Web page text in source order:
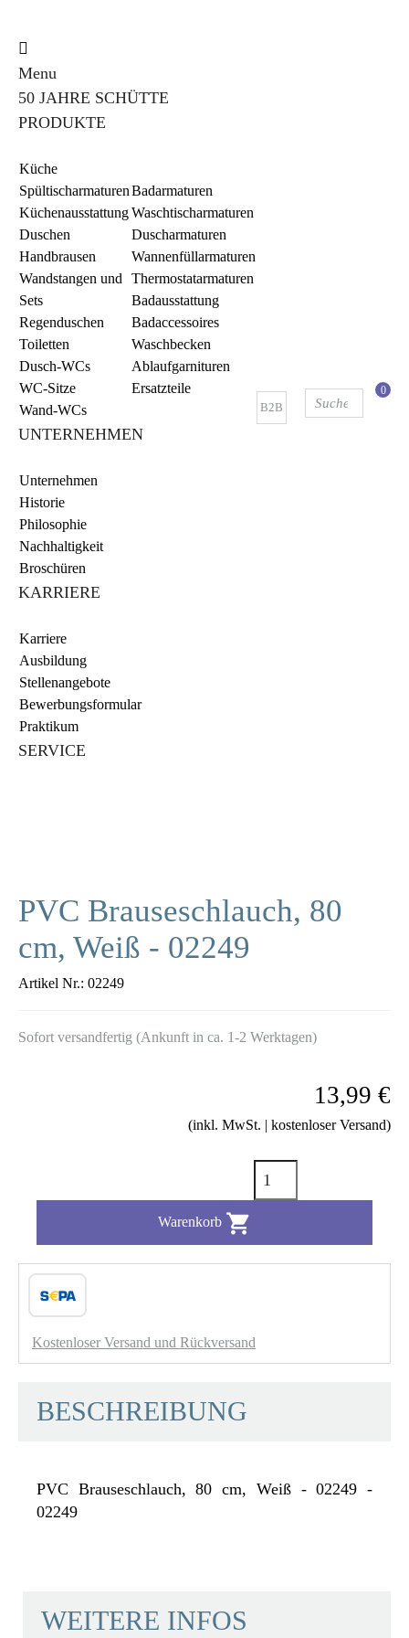
Menu
50 JAHRE SCHÜTTE
PRODUKTE
Küche
Spültischarmaturen
Küchenausstattung
Duschen
Handbrausen
Wandstangen und
Sets
Regenduschen
Toiletten
Dusch-WCs
WC-Sitze
Wand-WCs
Badarmaturen
Waschtischarmaturen
Duscharmaturen
Wannenfüllarmaturen
Thermostatarmaturen
Badausstattung
Badaccessoires
Waschbecken
Ablaufgarnituren
Ersatzteile
UNTERNEHMEN
Unternehmen
Historie
Philosophie
Nachhaltigkeit
Broschüren
KARRIERE
Karriere
Ausbildung
Stellenangebote
Bewerbungsformular
Praktikum
SERVICE
B2B
0
PVC Brauseschlauch, 80
cm, Weiß - 02249
Artikel Nr.: 02249
Sofort versandfertig (Ankunft in ca. 1-2 Werktagen)
13,99 €
(inkl. MwSt. | kostenloser Versand)
Warenkorb 
Kostenloser Versand und Rückversand
BESCHREIBUNG
PVC Brauseschlauch, 80 cm, Weiß - 02249 -
02249
WEITERE INFOS